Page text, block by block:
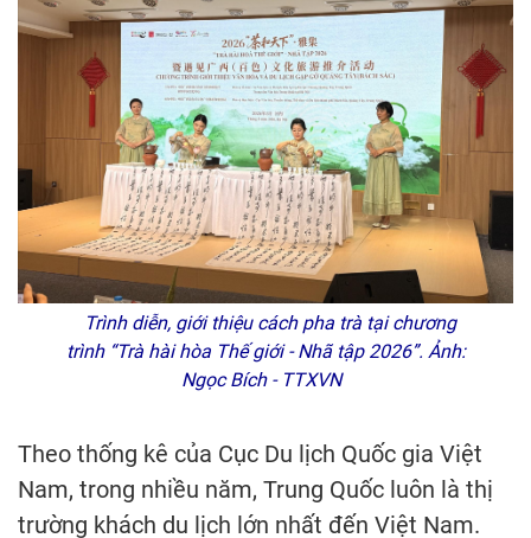
Trình diễn, giới thiệu cách pha trà tại chương
trình “Trà hài hòa Thế giới - Nhã tập 2026”. Ảnh:
Ngọc Bích - TTXVN
Theo thống kê của Cục Du lịch Quốc gia Việt
Nam, trong nhiều năm, Trung Quốc luôn là thị
trường khách du lịch lớn nhất đến Việt Nam.